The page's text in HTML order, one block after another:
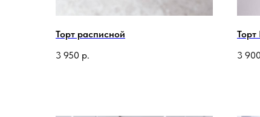
Торт расписной
3 950 р.
Торт
3